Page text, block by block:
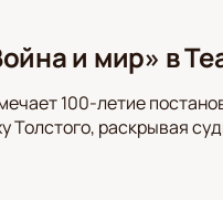
и мир» в
100-летие
Толстого, раскрывая